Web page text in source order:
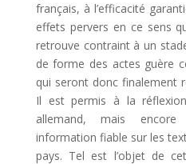
français, à l’efficacité
effets pervers en ce sens
retrouve contraint à un
de forme des actes guère
qui seront donc finalement
Il est permis à la
allemand, mais
information fiable sur les
pays. Tel est l’objet de